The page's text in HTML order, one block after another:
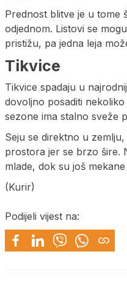
Prednost blitve je u tome
odjednom. Listovi se
pristižu, pa jedna leja
Tikvice
Tikvice spadaju u
dovoljno posaditi
sezone ima stalno sveže
Seju se direktno u
prostora jer se brzo šire.
mlade, dok su još
(Kurir)
Podijeli vijest na: